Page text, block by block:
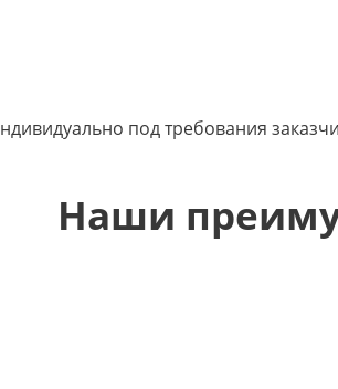
под требования
Наши